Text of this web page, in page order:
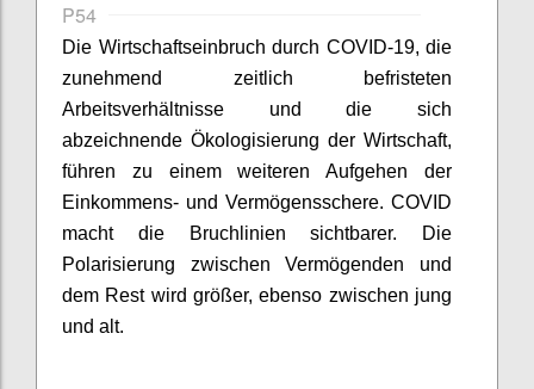
P54
Die Wirtschaftseinbruch durch COVID-19, die
zunehmend zeitlich befristeten
Arbeitsverhältnisse und die sich
abzeichnende Ökologisierung der Wirtschaft,
führen zu einem weiteren Aufgehen der
Einkommens- und Vermögensschere. COVID
macht die Bruchlinien sichtbarer. Die
Polarisierung zwischen Vermögenden und
dem Rest wird größer, ebenso zwischen jung
und alt.